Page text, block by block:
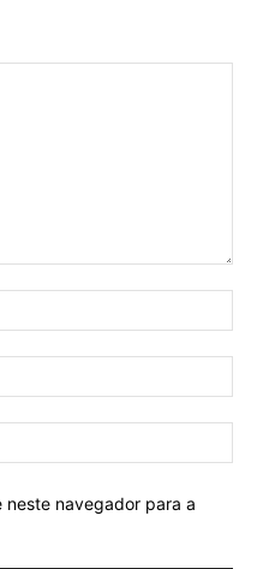
neste navegador para a